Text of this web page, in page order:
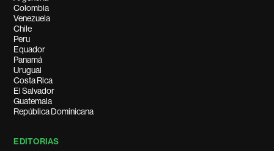
Colombia
Venezuela
Chile
Peru
Equador
Panamá
Uruguai
Costa Rica
El Salvador
Guatemala
República Dominicana
EDITORIAS